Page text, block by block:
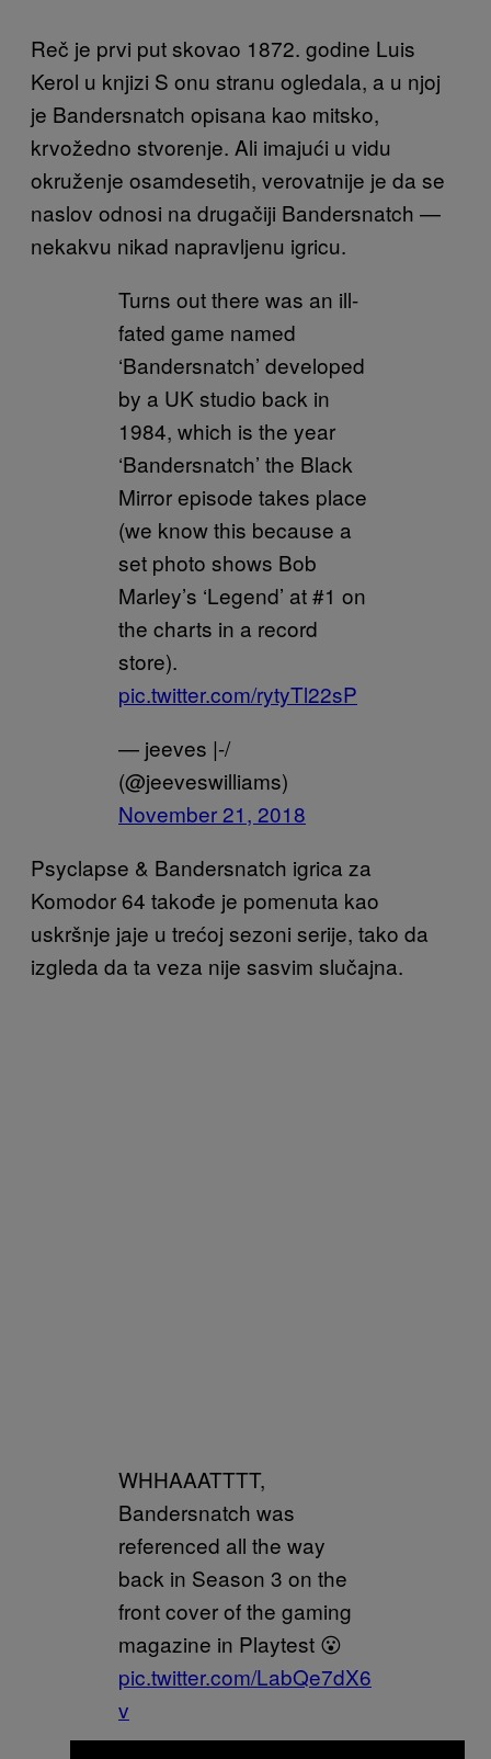
Reč je prvi put skovao 1872. godine Luis
Kerol u knjizi S onu stranu ogledala, a u njoj
je Bandersnatch opisana kao mitsko,
krvožedno stvorenje. Ali imajući u vidu
okruženje osamdesetih, verovatnije je da se
naslov odnosi na drugačiji Bandersnatch —
nekakvu nikad napravljenu igricu.
Turns out there was an ill-
fated game named
‘Bandersnatch’ developed
by a UK studio back in
1984, which is the year
‘Bandersnatch’ the Black
Mirror episode takes place
(we know this because a
set photo shows Bob
Marley’s ‘Legend’ at #1 on
the charts in a record
store).
pic.twitter.com/rytyTl22sP
— jeeves |-/
(@jeeveswilliams)
November 21, 2018
Psyclapse & Bandersnatch igrica za
Komodor 64 takođe je pomenuta kao
uskršnje jaje u trećoj sezoni serije, tako da
izgleda da ta veza nije sasvim slučajna.
WHHAAATTTT,
Bandersnatch was
referenced all the way
back in Season 3 on the
front cover of the gaming
magazine in Playtest 😮
pic.twitter.com/LabQe7dX6
v